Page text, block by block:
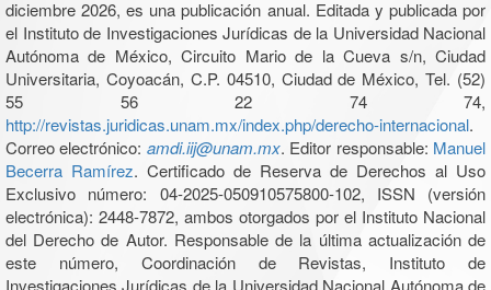
diciembre 2026, es una publicación anual. Editada y publicada por
el Instituto de Investigaciones Jurídicas de la Universidad Nacional
Autónoma de México, Circuito Mario de la Cueva s/n, Ciudad
Universitaria, Coyoacán, C.P. 04510, Ciudad de México, Tel. (52)
55 56 22 74 74,
http://revistas.juridicas.unam.mx/index.php/derecho-internacional.
Correo electrónico: amdi.iij@unam.mx. Editor responsable: Manuel
Becerra Ramírez. Certificado de Reserva de Derechos al Uso
Exclusivo número: 04-2025-050910575800-102, ISSN (versión
electrónica): 2448-7872, ambos otorgados por el Instituto Nacional
del Derecho de Autor. Responsable de la última actualización de
este número, Coordinación de Revistas, Instituto de
Investigaciones Jurídicas de la Universidad Nacional Autónoma de